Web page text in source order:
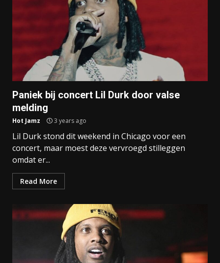
Paniek bij concert Lil Durk door valse
melding
Hot Jamz 3 years ago
Lil Durk stond dit weekend in Chicago voor een
concert, maar moest deze vervroegd stilleggen
omdat er...
Read More